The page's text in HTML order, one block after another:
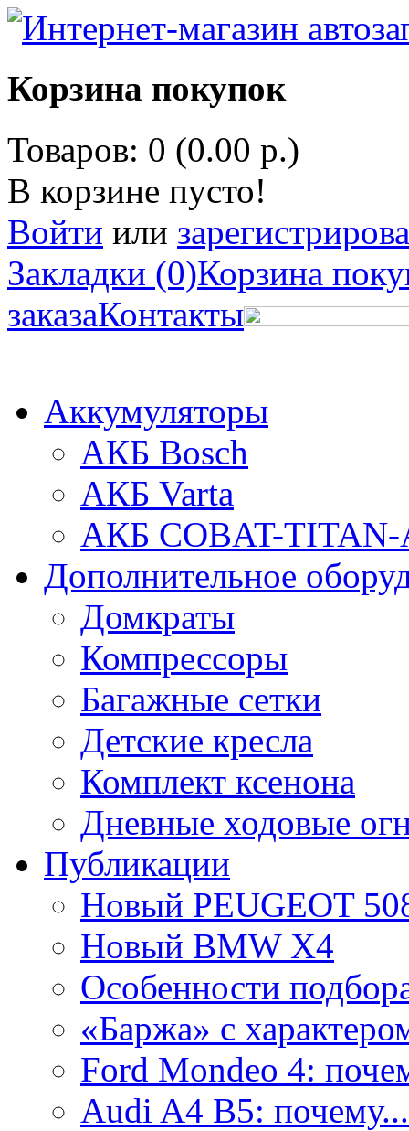
Корзина покупок
Товаров: 0 (0.00 р.)
В корзине пусто!
Войти или
Закладки (0)Корзина
заказаКонтакты
Аккумуляторы
АКБ Bosch
АКБ Varta
АКБ COBAT-
Дополнительное
Домкраты
Компрессоры
Багажные сетки
Детские кресла
Комплект ксенона
Дневные ходовые
Публикации
Новый PEUGEOT
Новый BMW X4
Особенности
«Баржа» с
Ford Mondeo 4:
Audi A4 B5: почему...